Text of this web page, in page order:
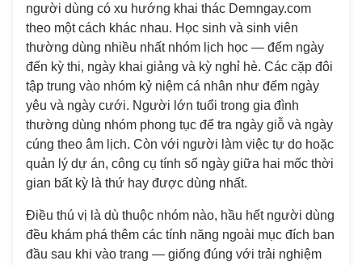
người dùng có xu hướng khai thác Demngay.com
theo một cách khác nhau. Học sinh và sinh viên
thường dùng nhiều nhất nhóm lịch học — đếm ngày
đến kỳ thi, ngày khai giảng và kỳ nghỉ hè. Các cặp đôi
tập trung vào nhóm kỷ niệm cá nhân như đếm ngày
yêu và ngày cưới. Người lớn tuổi trong gia đình
thường dùng nhóm phong tục để tra ngày giỗ và ngày
cúng theo âm lịch. Còn với người làm việc tự do hoặc
quản lý dự án, công cụ tính số ngày giữa hai mốc thời
gian bất kỳ là thứ hay được dùng nhất.
Điều thú vị là dù thuộc nhóm nào, hầu hết người dùng
đều khám phá thêm các tính năng ngoài mục đích ban
đầu sau khi vào trang — giống đúng với trải nghiệm